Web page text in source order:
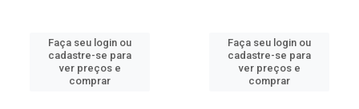
Faça seu login ou
cadastre-se para
ver preços e
comprar
Faça seu login ou
cadastre-se para
ver preços e
comprar